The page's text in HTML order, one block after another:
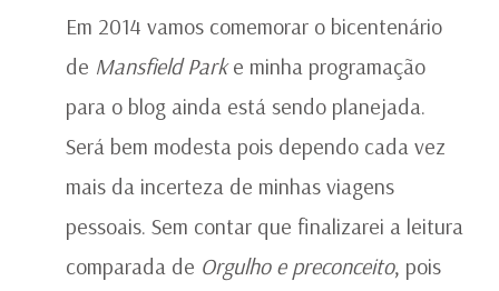
Em 2014 vamos comemorar o bicentenário
de Mansfield Parke minha programação
para o blog ainda está sendo planejada.
Será bem modesta pois dependo cada vez
mais da incerteza de minhas viagens
pessoais. Sem contar que finalizarei a leitura
comparada de Orgulho e preconceito, pois